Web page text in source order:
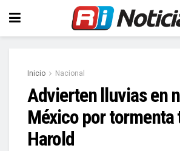
Inicio Nacional
Advierten lluvias en
México por tormenta
Harold